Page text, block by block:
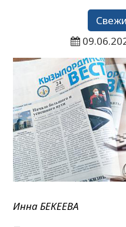
Инна БЕКЕЕВА